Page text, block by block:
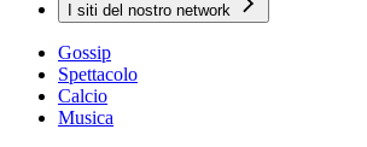
I siti del nostro network
Gossip
Spettacolo
Calcio
Musica